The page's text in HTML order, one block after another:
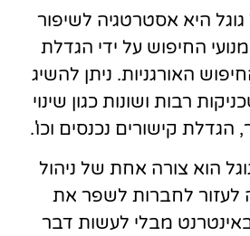
גוגל היא אסטרטגיה לשיפור
החיפוש על ידי הגדלת
האורגניות. ניתן להשיג
רבות ושונות כגון שינוי
הגדלת קישורים נכנסים וכו'.
הוא צורה אחת של ניהול
לעזור לחברות לשפר את
באינטרנט מבלי לעשות דבר